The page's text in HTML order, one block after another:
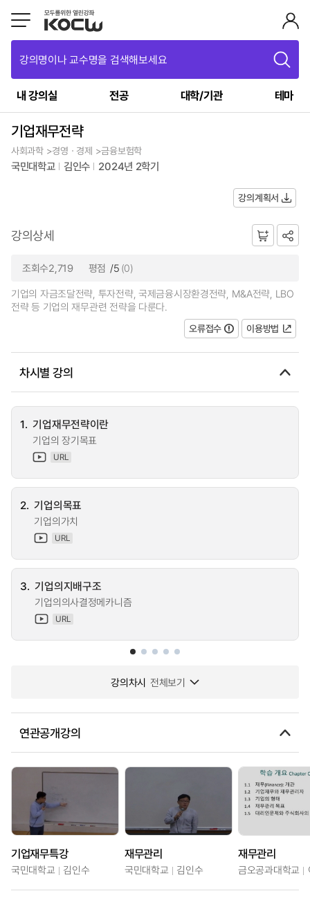
강의명이나 교수명을 검색해보세요
내 강의실 전공 대학/기관 테마
기업재무전략
사회과학 >경영ㆍ경제 >금융보험학
국민대학교 김인수 2024년 2학기
강의계획서
강의상세
조회수2,719 평점 /5 (0)
기업의 자금조달전략, 투자전략, 국제금융시장환경전략, M&A전략, LBO
전략 등 기업의 재무관련 전략을 다룬다.
오류접수
이용방법
차시별 강의
1. 기업재무전략이란
기업의 장기목표
URL
2. 기업의목표
기업의가치
URL
3. 기업의지배구조
기업의의사결정메카니즘
URL
강의차시 전체보기
연관공개강의
기업재무특강
국민대학교 김인수
재무관리
국민대학교 김인수
재무관리
금오공과대학교